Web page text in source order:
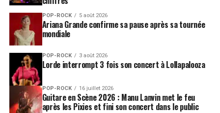
POP-ROCK 5 août 2026
Ariana Grande confirme sa pause après sa tournée
mondiale
POP-ROCK 3 août 2026
Lorde interrompt 3 fois son concert à Lollapalooza
POP-ROCK 16 juillet 2026
Guitare en Scène 2026 : Manu Lanvin met le feu
après les Pixies et fini son concert dans le public